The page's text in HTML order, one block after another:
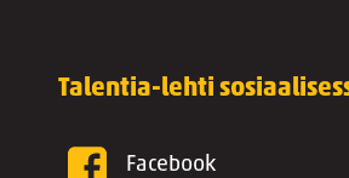
Talentia-lehti
Facebook